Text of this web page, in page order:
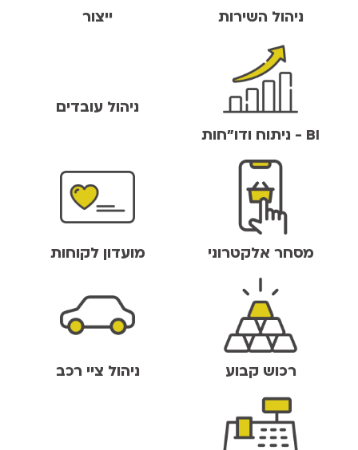
ניהול השירות ייצור
BI - ניתוח ודו"חות
ניהול עובדים
מסחר אלקטרוני מועדון לקוחות
רכוש קבוע ניהול ציי רכב